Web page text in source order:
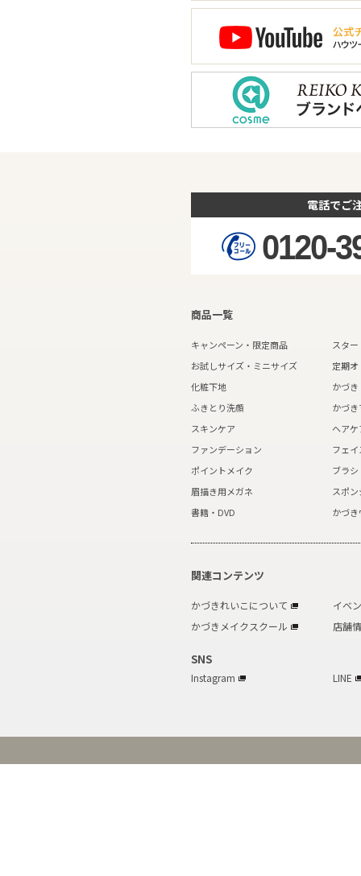
電話でご
0120-
商品一覧
キャンペーン・限定商品
スタ
お試しサイズ・ミニサイズ
定期
化粧下地
かづ
ふきとり洗顔
かづ
スキンケア
ヘアケ
ファンデーション
フェ
ポイントメイク
ブラシ
眉描き用メガネ
スポ
書籍・DVD
かづ
関連コンテンツ
かづきれいこについて
イベ
かづきメイクスクール
店舗
SNS
Instagram LINE